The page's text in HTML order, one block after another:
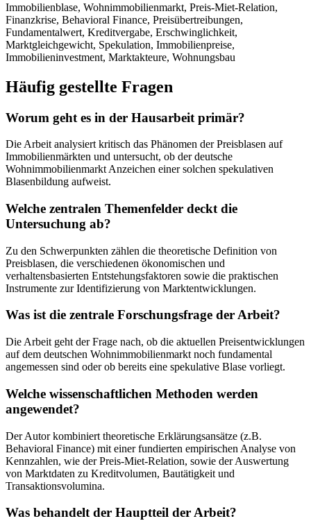
Immobilienblase, Wohnimmobilienmarkt, Preis-Miet-Relation,
Finanzkrise, Behavioral Finance, Preisübertreibungen,
Fundamentalwert, Kreditvergabe, Erschwinglichkeit,
Marktgleichgewicht, Spekulation, Immobilienpreise,
Immobilieninvestment, Marktakteure, Wohnungsbau
Häufig gestellte Fragen
Worum geht es in der Hausarbeit primär?
Die Arbeit analysiert kritisch das Phänomen der Preisblasen auf
Immobilienmärkten und untersucht, ob der deutsche
Wohnimmobilienmarkt Anzeichen einer solchen spekulativen
Blasenbildung aufweist.
Welche zentralen Themenfelder deckt die
Untersuchung ab?
Zu den Schwerpunkten zählen die theoretische Definition von
Preisblasen, die verschiedenen ökonomischen und
verhaltensbasierten Entstehungsfaktoren sowie die praktischen
Instrumente zur Identifizierung von Marktentwicklungen.
Was ist die zentrale Forschungsfrage der Arbeit?
Die Arbeit geht der Frage nach, ob die aktuellen Preisentwicklungen
auf dem deutschen Wohnimmobilienmarkt noch fundamental
angemessen sind oder ob bereits eine spekulative Blase vorliegt.
Welche wissenschaftlichen Methoden werden
angewendet?
Der Autor kombiniert theoretische Erklärungsansätze (z.B.
Behavioral Finance) mit einer fundierten empirischen Analyse von
Kennzahlen, wie der Preis-Miet-Relation, sowie der Auswertung
von Marktdaten zu Kreditvolumen, Bautätigkeit und
Transaktionsvolumina.
Was behandelt der Hauptteil der Arbeit?